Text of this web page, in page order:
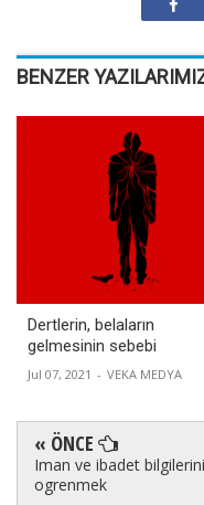
BENZER
Dertlerin, belaların
gelmesinin sebebi
Jul 07, 2021 - VEKA MEDYA
« ÖNCE
Iman ve ibadet bilgilerini
ogrenmek